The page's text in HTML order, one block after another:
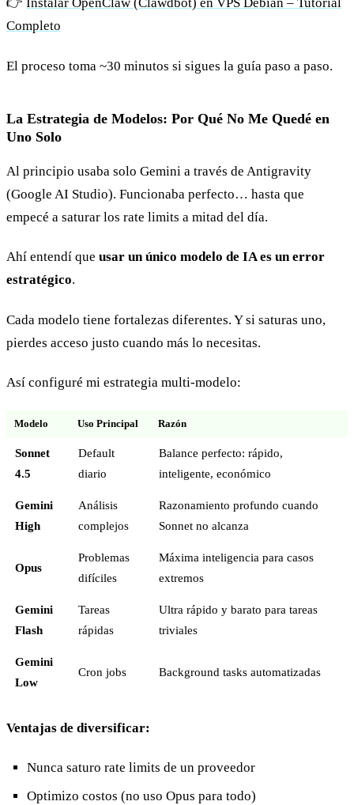
👉 Instalar OpenClaw (Clawdbot) en VPS Debian – Tutorial
Completo
El proceso toma ~30 minutos si sigues la guía paso a paso.
La Estrategia de Modelos: Por Qué No Me Quedé en
Uno Solo
Al principio usaba solo Gemini a través de Antigravity
(Google AI Studio). Funcionaba perfecto… hasta que
empecé a saturar los rate limits a mitad del día.
Ahí entendí que usar un único modelo de IA es un error
estratégico.
Cada modelo tiene fortalezas diferentes. Y si saturas uno,
pierdes acceso justo cuando más lo necesitas.
Así configuré mi estrategia multi-modelo:
Modelo Uso Principal Razón
Sonnet
4.5
Default
diario
Balance perfecto: rápido,
inteligente, económico
Gemini
High
Análisis
complejos
Razonamiento profundo cuando
Sonnet no alcanza
Opus
Problemas
difíciles
Máxima inteligencia para casos
extremos
Gemini
Flash
Tareas
rápidas
Ultra rápido y barato para tareas
triviales
Gemini
Low
Cron jobs Background tasks automatizadas
Ventajas de diversificar:
Nunca saturo rate limits de un proveedor
Optimizo costos (no uso Opus para todo)